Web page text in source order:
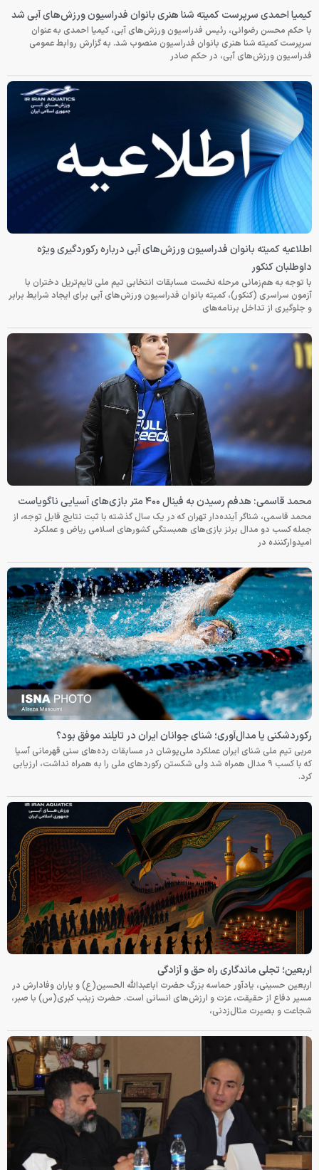
کیمیا احمدی سرپرست کمیته شنا هنری بانوان فدراسیون ورزش‌های آبی شد
با حکم محسن رضوانی، رئیس فدراسیون ورزش‌های آبی، کیمیا احمدی به عنوان
سرپرست کمیته شنا هنری بانوان فدراسیون منصوب شد. به گزارش روابط عمومی
فدراسیون ورزش‌های آبی، در حکم صادر
اطلاعیه کمیته بانوان فدراسیون ورزش‌های آبی درباره رکوردگیری ویژه
داوطلبان کنکور
با توجه به هم‌زمانی مرحله نخست مسابقات انتخابی تیم ملی تایم‌تریل دختران با
آزمون سراسری (کنکور)، کمیته بانوان فدراسیون ورزش‌های آبی برای ایجاد شرایط برابر
و جلوگیری از تداخل برنامه‌های
محمد قاسمی: هدفم رسیدن به فینال ۴۰۰ متر بازی‌های آسیایی ناگویاست
محمد قاسمی، شناگر آینده‌دار تهران که در یک سال گذشته با ثبت نتایج قابل توجه، از
جمله کسب دو مدال برنز بازی‌های همبستگی کشورهای اسلامی ریاض و عملکرد
امیدوارکننده در
رکوردشکنی یا مدال‌آوری؛ شنای جوانان ایران در تایلند موفق بود؟
مربی تیم ملی شنای ایران عملکرد ملی‌پوشان در مسابقات رده‌های سنی قهرمانی آسیا
که با کسب ۹ مدال همراه شد ولی شکستن رکوردهای ملی را به همراه نداشت، ارزیابی
کرد.
اربعین؛ تجلی ماندگاری راه حق و آزادگی
اربعین حسینی، یادآور حماسه بزرگ حضرت اباعبدالله الحسین(ع) و یاران وفادارش در
مسیر دفاع از حقیقت، عزت و ارزش‌های انسانی است. حضرت زینب کبری(س) با صبر،
شجاعت و بصیرت مثال‌زدنی،